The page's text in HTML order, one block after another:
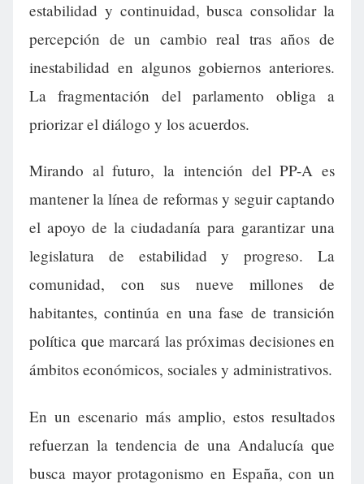
estabilidad y continuidad, busca consolidar la
percepción de un cambio real tras años de
inestabilidad en algunos gobiernos anteriores.
La fragmentación del parlamento obliga a
priorizar el diálogo y los acuerdos.
Mirando al futuro, la intención del PP-A es
mantener la línea de reformas y seguir captando
el apoyo de la ciudadanía para garantizar una
legislatura de estabilidad y progreso. La
comunidad, con sus nueve millones de
habitantes, continúa en una fase de transición
política que marcará las próximas decisiones en
ámbitos económicos, sociales y administrativos.
En un escenario más amplio, estos resultados
refuerzan la tendencia de una Andalucía que
busca mayor protagonismo en España, con un